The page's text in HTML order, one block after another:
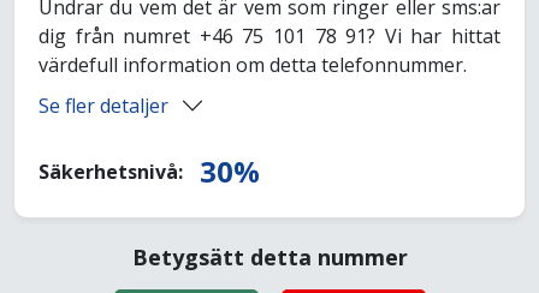
Undrar du vem det är vem som ringer eller sms:ar
dig från numret +46 75 101 78 91? Vi har hittat
värdefull information om detta telefonnummer.
Se fler detaljer
Säkerhetsnivå: 30%
Betygsätt detta nummer